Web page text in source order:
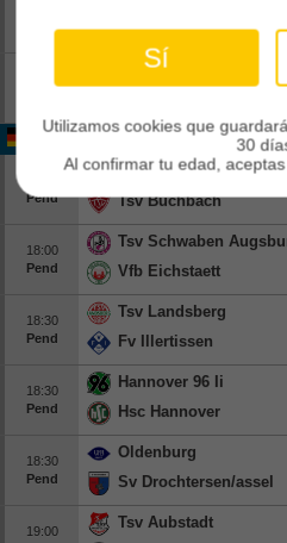
Pend
Roda Jc Kerkrade
Top Oss
Pend
Nuernberg Ii
Tsv Buchbach
18:00
Pend
Tsv Schwaben
Vfb Eichstaett
18:30
Pend
Tsv Landsberg
Fv Illertissen
18:30
Pend
Hannover 96 Ii
Hsc Hannover
18:30
Pend
Oldenburg
Sv Drochtersen/assel
19:00
Tsv Aubstadt
Sí
Utilizamos cookies que
30
Al confirmar tu edad,